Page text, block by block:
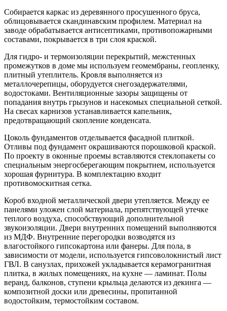
Собирается каркас из деревянного просушенного бруса,
облицовывается скандинавским профилем. Материал на
заводе обрабатывается антисептиками, противопожарными
составами, покрывается в три слоя краской.
Для гидро- и термоизоляции перекрытий, межстенных
промежутков в доме мы используем геомембраны, геопленку,
плитный утеплитель. Кровля выполняется из
металлочерепицы, оборудуется снегозадержателями,
водостоками. Вентиляционные зазоры защищены от
попадания внутрь грызунов и насекомых специальной сеткой.
На свесах карнизов устанавливается капельник,
предотвращающий скопление конденсата.
Цоколь фундаментов отделывается фасадной плиткой.
Отливы под фундамент окрашиваются порошковой краской.
По проекту в оконные проемы вставляются стеклопакеты со
специальным энергосберегающим покрытием, используется
хорошая фурнитура. В комплектацию входит
противомоскитная сетка.
Короб входной металлической двери утепляется. Между ее
панелями уложен слой материала, препятствующей утечке
теплого воздуха, способствующий дополнительной
звукоизоляции. Двери внутренних помещений выполняются
из МДФ. Внутренние перегородки возводятся из
влагостойкого гипсокартона или фанеры. Для пола, в
зависимости от модели, используется гипсоволокнистый лист
ГВЛ. В санузлах, прихожей укладывается керамогранитная
плитка, в жилых помещениях, на кухне — ламинат. Полы
веранд, балконов, ступени крыльца делаются из декинга —
композитной доски или древесины, пропитанной
водостойким, термостойким составом.